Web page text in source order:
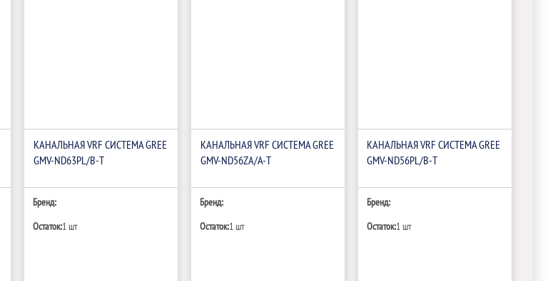
КАНАЛЬНАЯ VRF СИСТЕМА GREE
GMV-ND63PL/B-T
Бренд:
Остаток:1 шт
КАНАЛЬНАЯ VRF СИСТЕМА GREE
GMV-ND56ZA/A-T
Бренд:
Остаток:1 шт
КАНАЛЬНАЯ VRF СИСТЕМА GREE
GMV-ND56PL/B-T
Бренд:
Остаток:1 шт